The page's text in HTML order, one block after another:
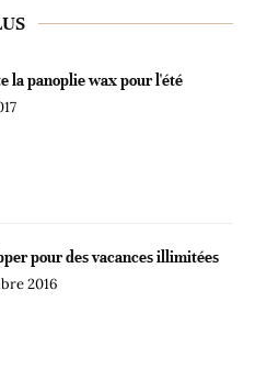
la panoplie wax pour l'été
pour des vacances illimitées
2016